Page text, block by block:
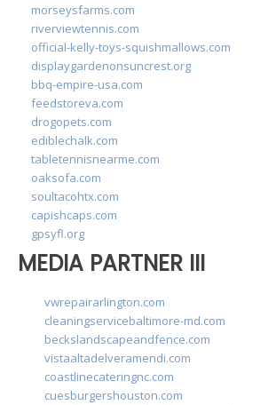
morseysfarms.com
riverviewtennis.com
official-kelly-toys-squishmallows.com
displaygardenonsuncrest.org
bbq-empire-usa.com
feedstoreva.com
drogopets.com
ediblechalk.com
tabletennisnearme.com
oaksofa.com
soultacohtx.com
capishcaps.com
gpsyfl.org
MEDIA PARTNER III
vwrepairarlington.com
cleaningservicebaltimore-md.com
beckslandscapeandfence.com
vistaaltadelveramendi.com
coastlinecateringnc.com
cuesburgershouston.com